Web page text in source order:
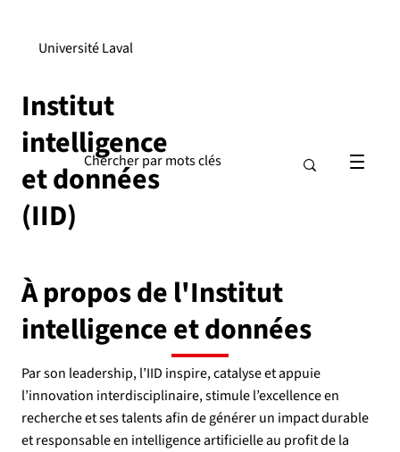
Institut
intelligence
et données
(IID)
Université Laval
À propos de l'Institut
intelligence et données
Par son leadership, l’IID inspire, catalyse et appuie
l’innovation interdisciplinaire, stimule l’excellence en
recherche et ses talents afin de générer un impact durable
et responsable en intelligence artificielle au profit de la